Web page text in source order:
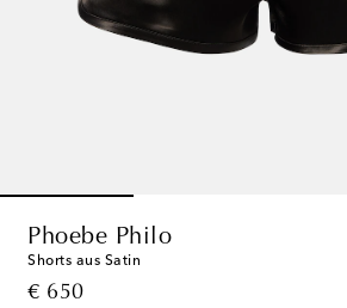
Phoebe Philo
Shorts aus Satin
€ 650
original price